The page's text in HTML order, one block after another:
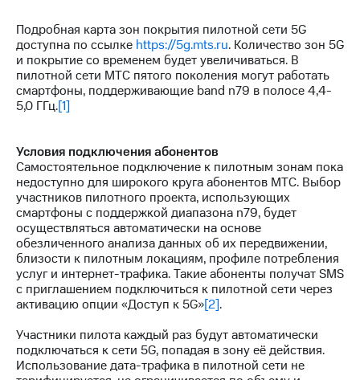
Подробная карта зон покрытия пилотной сети 5G
доступна по ссылке https://5g.mts.ru. Количество зон 5G
и покрытие со временем будет увеличиваться. В
пилотной сети МТС пятого поколения могут работать
смартфоны, поддерживающие band n79 в полосе 4,4-
5,0 ГГц.[1]
Условия подключения абонентов
Самостоятельное подключение к пилотным зонам пока
недоступно для широкого круга абонентов МТС. Выбор
участников пилотного проекта, использующих
смартфоны с поддержкой диапазона n79, будет
осуществляться автоматически на основе
обезличенного анализа данных об их передвижении,
близости к пилотным локациям, профиле потребления
услуг и интернет-трафика. Такие абоненты получат SMS
с приглашением подключиться к пилотной сети через
активацию опции «Доступ к 5G»[2].
Участники пилота каждый раз будут автоматически
подключаться к сети 5G, попадая в зону её действия.
Использование дата-трафика в пилотной сети не